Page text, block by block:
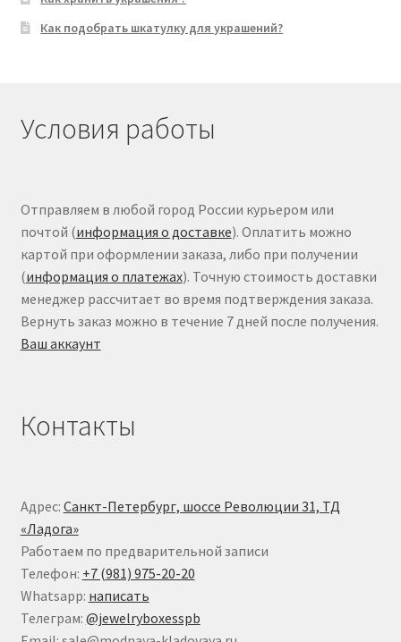
Как подобрать шкатулку для украшений?
Условия работы
Отправляем в любой город России курьером или
почтой (информация о доставке). Оплатить можно
картой при оформлении заказа, либо при получении
(информация о платежах). Точную стоимость доставки
менеджер рассчитает во время подтверждения заказа.
Вернуть заказ можно в течение 7 дней после получения.
Ваш аккаунт
Контакты
Адрес: Санкт-Петербург, шоссе Революции 31, ТД
«Ладога»
Работаем по предварительной записи
Телефон: +7 (981) 975-20-20
Whatsapp: написать
Телеграм: @jewelryboxesspb